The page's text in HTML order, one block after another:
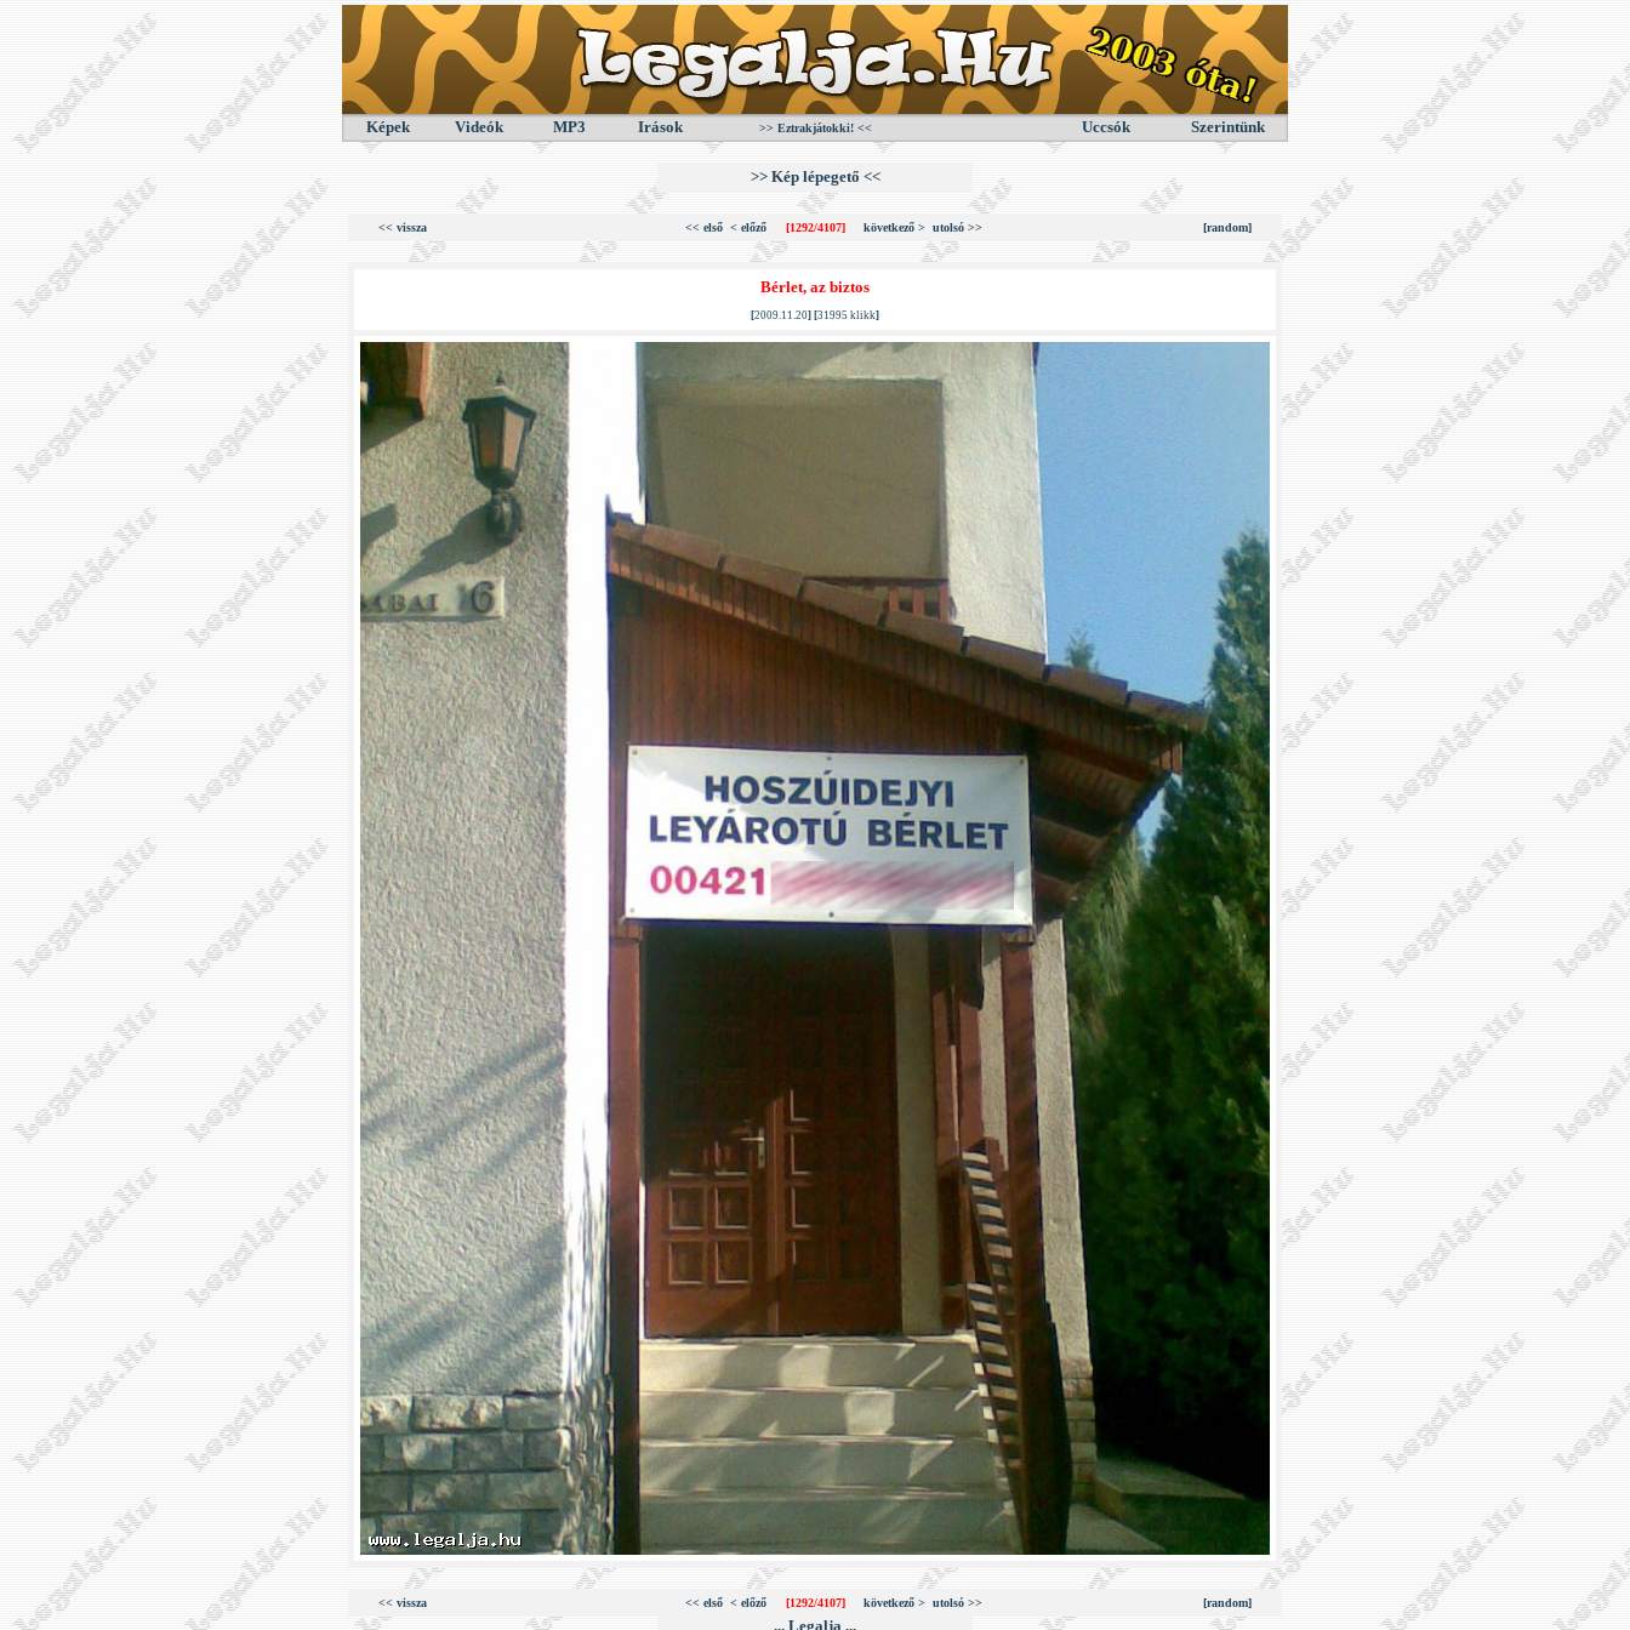
Képek Videók MP3 Irások >> Eztrakjátokki! << Uccsók Szerintünk
>> Kép lépegető <<
<< vissza << első < előző [1292/4107] következő > utolsó >> [random]
Bérlet, az biztos
[2009.11.20] [31995 klikk]
<< vissza << első < előző [1292/4107] következő > utolsó >> [random]
... Legalja ...